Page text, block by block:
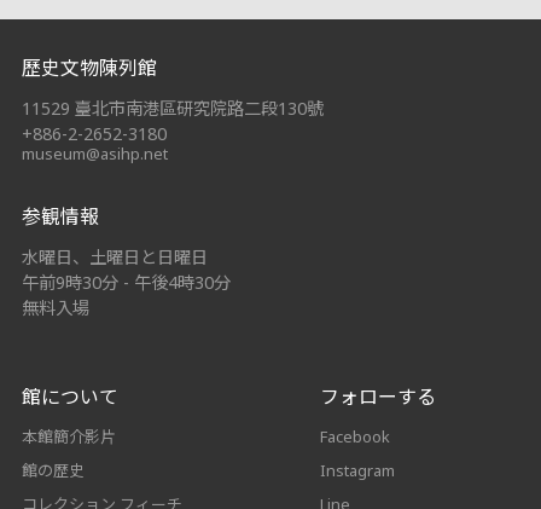
:::
歷史文物陳列館
11529 臺北市南港區研究院路二段130號
+886-2-2652-3180
museum@asihp.net
参観情報
水曜日、土曜日と日曜日
午前9時30分 - 午後4時30分
無料入場
館について
本館簡介影片
館の歴史
コレクション フィーチ
フォローする
Facebook
Instagram
Line